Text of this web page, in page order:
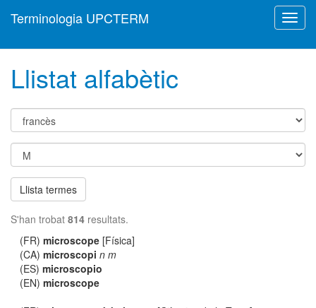
Terminologia UPCTERM
Llistat alfabètic
Llista termes
S'han trobat 814 resultats.
(FR)microscope [Física]
(CA)microscopi n m
(ES)microscopio
(EN)microscope